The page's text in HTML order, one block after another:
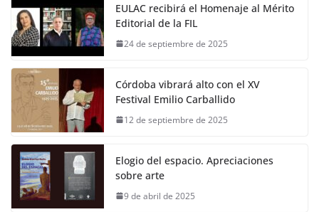
EULAC recibirá el Homenaje al Mérito
Editorial de la FIL
24 de septiembre de 2025
Córdoba vibrará alto con el XV
Festival Emilio Carballido
12 de septiembre de 2025
Elogio del espacio. Apreciaciones
sobre arte
9 de abril de 2025